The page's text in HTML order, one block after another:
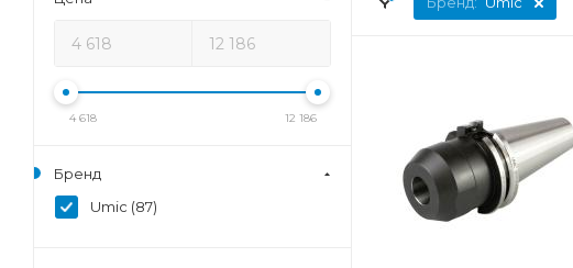
4 618 12 186
Бренд
Umic (87)